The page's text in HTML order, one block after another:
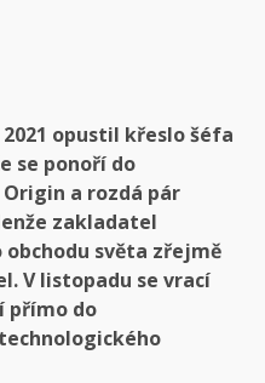
2021 opustil křeslo šéfa
se ponoří do
a rozdá pár
zakladatel
světa zřejmě
V listopadu se vrací
přímo do